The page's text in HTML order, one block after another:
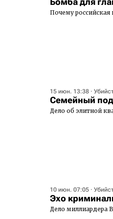
Почему российская
15 июн. 13:38 ·
Семейный
Дело об элитной
10 июн. 07:05 ·
Эхо
Дело миллиардера